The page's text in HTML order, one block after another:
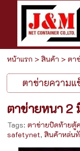
หน้าแรก > สินค้า > ตา
ตาข่ายความ
ตาข่ายหนา 2
Tags: ตาข่ายปิดท้ายตู้
safetynet, สินค้าหล่น